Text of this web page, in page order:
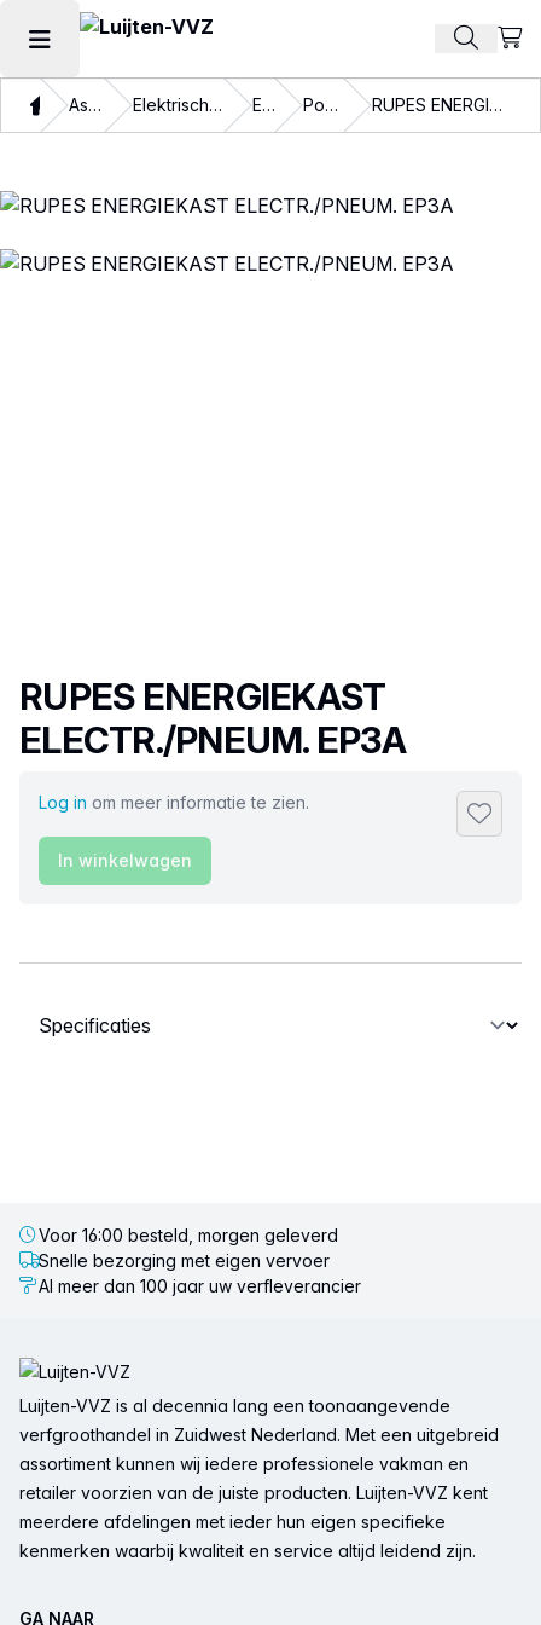
Hoofdmenu openen Zoek
ThuisAssortiment Elektrische gereedschappen Elektra Powerbanks RUPES ENERGIEKAST ELECTR./PNEUM. EP3A
Productnaam
RUPES ENERGIEKAST
ELECTR./PNEUM. EP3A
Log in om meer informatie te zien.
In winkelwagen
Selecteer een tabblad
Voor 16:00 besteld, morgen geleverd
Snelle bezorging met eigen vervoer
Al meer dan 100 jaar uw verfleverancier
Luijten-VVZ is al decennia lang een toonaangevende
verfgroothandel in Zuidwest Nederland. Met een uitgebreid
assortiment kunnen wij iedere professionele vakman en
retailer voorzien van de juiste producten. Luijten-VVZ kent
meerdere afdelingen met ieder hun eigen specifieke
kenmerken waarbij kwaliteit en service altijd leidend zijn.
GA NAAR